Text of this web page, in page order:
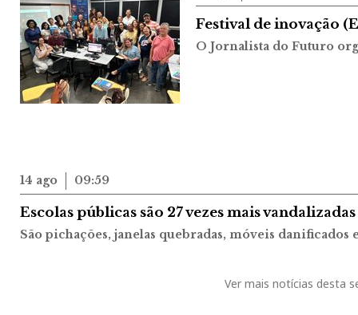
Festival de inovação
O Jornalista do Futuro
14 ago 09:59
Escolas públicas são 27 vezes mais
São pichações, janelas quebradas, móveis
Ver mais notícias desta